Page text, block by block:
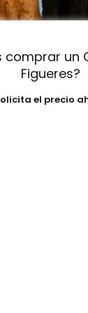
comprar un
Figueres?
el precio